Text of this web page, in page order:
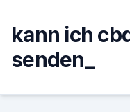
content
kann ich
senden_